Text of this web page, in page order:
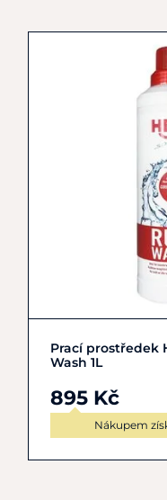
Do
Prací prostředek
Wash 1L
895 Kč
Nákupem